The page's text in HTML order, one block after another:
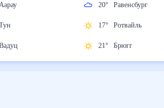
20° Равенсбург
17° Ротвайль
21° Брюгг